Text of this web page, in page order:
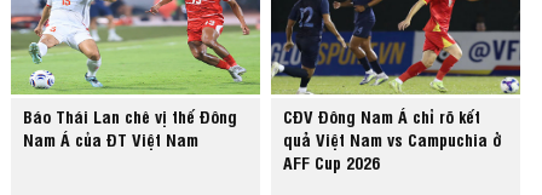
Báo Thái Lan chê vị thế Đông
Nam Á của ĐT Việt Nam
CĐV Đông Nam Á chỉ rõ kết
quả Việt Nam vs Campuchia ở
AFF Cup 2026